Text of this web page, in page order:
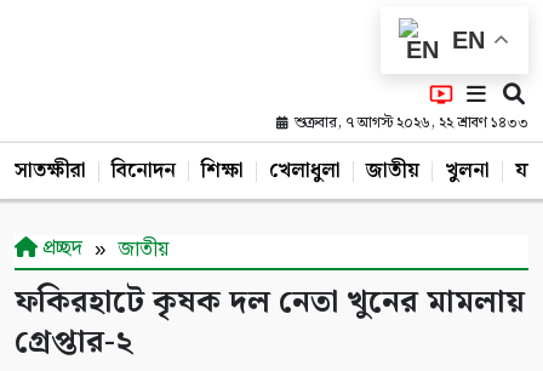
EN
শুক্রবার, ৭ আগস্ট ২০২৬, ২২ শ্রাবণ ১৪৩৩
সাতক্ষীরা বিনোদন শিক্ষা খেলাধুলা জাতীয় খুলনা
প্রচ্ছদ জাতীয়
ফকিরহাটে কৃষক দল নেতা খুনের মামলায়
গ্রেপ্তার-২